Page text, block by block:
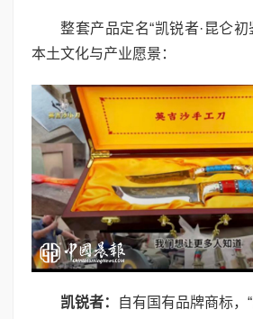
整套产品定名“凯锐者·昆仑
本土文化与产业愿景：
凯锐者：
自有国有品牌商标，